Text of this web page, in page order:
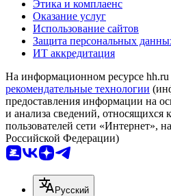
Этика и комплаенс
Оказание услуг
Использование сайтов
Защита персональных
ИТ аккредитация
На информационном ресурсе hh.ru
рекомендательные технологии
предоставления информации на
и анализа сведений, относящихся
пользователей сети «Интернет»,
Российской Федерации)
Русский